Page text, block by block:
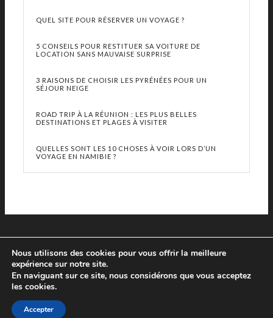
QUEL SITE POUR RÉSERVER UN VOYAGE ?
5 CONSEILS POUR RESTITUER SA VOITURE DE
LOCATION SANS MAUVAISE SURPRISE
3 RAISONS DE CHOISIR LES PYRÉNÉES POUR UN
SÉJOUR NEIGE
ROAD TRIP À LA RÉUNION : LES PLUS BELLES
DESTINATIONS ET PLAGES À VISITER
QUELLES SONT LES 10 CHOSES À VOIR LORS D’UN
VOYAGE EN NAMIBIE ?
Nous utilisons des cookies pour vous offrir la meilleure
expérience sur notre site.
En naviguant sur ce site, nous considérons que vous acceptez
les cookies.
Accepter